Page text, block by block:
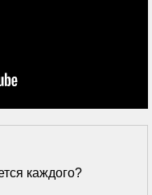
каждого?